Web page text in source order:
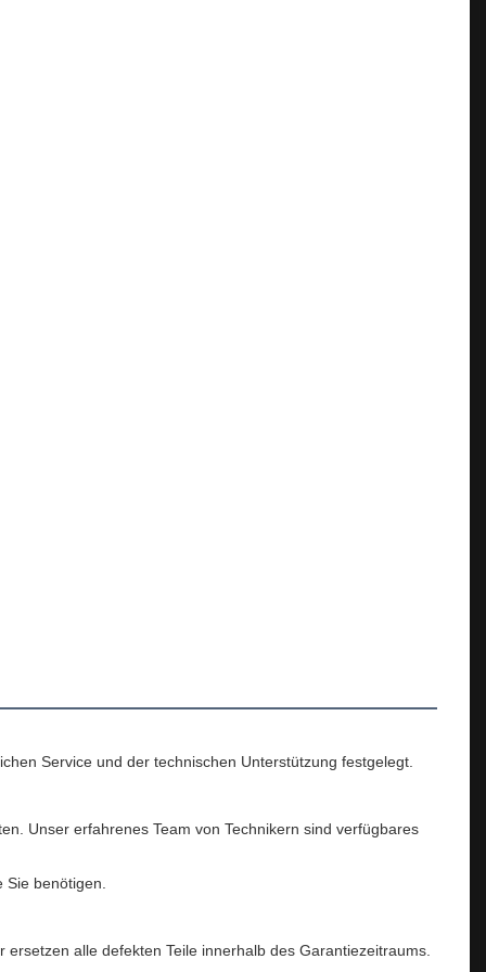
Service und der technischen Unterstützung festgelegt.
Unser erfahrenes Team von Technikern sind verfügbares
Sie benötigen.
alle defekten Teile innerhalb des Garantiezeitraums.